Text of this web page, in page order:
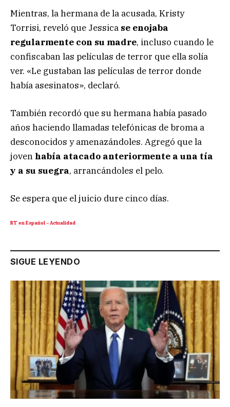
Mientras, la hermana de la acusada, Kristy
Torrisi, reveló que Jessica se enojaba
regularmente con su madre, incluso cuando le
confiscaban las películas de terror que ella solía
ver. «Le gustaban las películas de terror donde
había asesinatos», declaró.
También recordó que su hermana había pasado
años haciendo llamadas telefónicas de broma a
desconocidos y amenazándoles. Agregó que la
joven había atacado anteriormente a una tía
y a su suegra, arrancándoles el pelo.
Se espera que el juicio dure cinco días.
RT en Español – Actualidad
SIGUE LEYENDO